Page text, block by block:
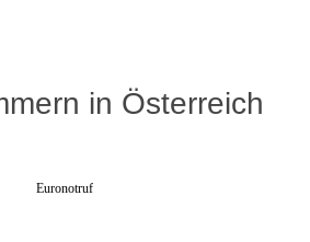
in Österreich
Euronotruf